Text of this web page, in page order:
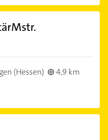
(Hessen)
4,9 km